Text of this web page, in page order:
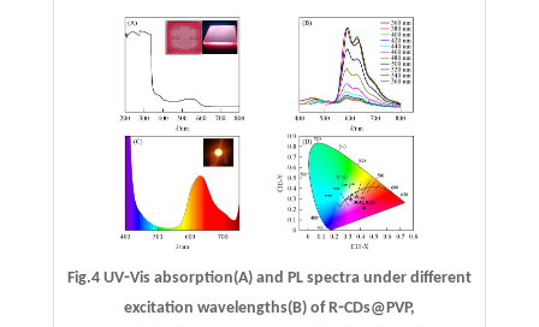
Fig.4 UV⁃Vis absorption(A) and PL spectra under different
excitation wavelengths(B) of R⁃CDs@PVP,